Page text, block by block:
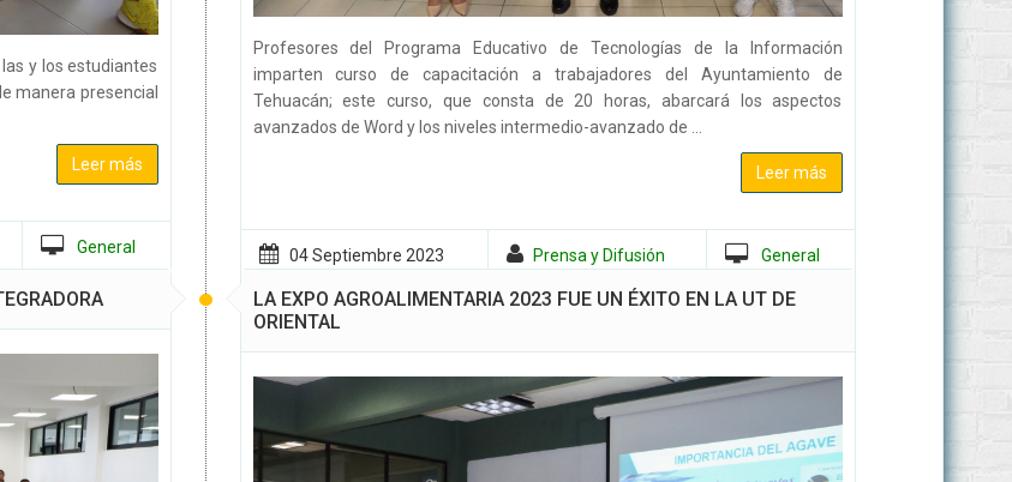
Profesores del Programa Educativo de Tecnologías de la Información
imparten curso de capacitación a trabajadores del Ayuntamiento de
Tehuacán; este curso, que consta de 20 horas, abarcará los aspectos
avanzados de Word y los niveles intermedio-avanzado de ...
Leer más
04 Septiembre 2023 Prensa y Difusión General
y los estudiantes
manera presencial
Leer más
General
LA EXPO AGROALIMENTARIA 2023 FUE UN ÉXITO EN LA UT DE
ORIENTAL